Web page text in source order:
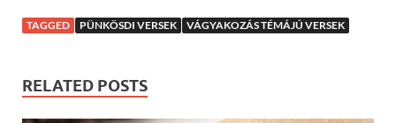
TAGGED PÜNKÖSDI VERSEK VÁGYAKOZÁS TÉMÁJÚ VERSEK
RELATED POSTS